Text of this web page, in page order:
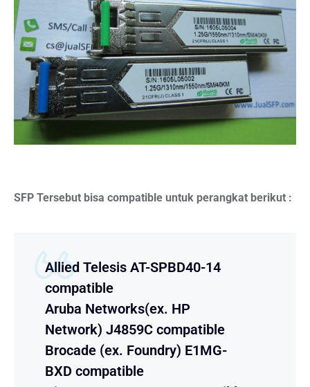
SFP Tersebut bisa compatible untuk perangkat berikut :
Allied Telesis AT-SPBD40-14
compatible
Aruba Networks(ex. HP
Network) J4859C compatible
Brocade (ex. Foundry) E1MG-
BXD compatible